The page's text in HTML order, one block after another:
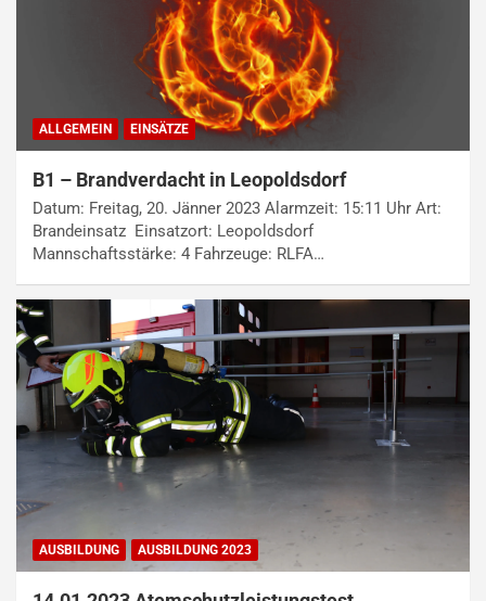
ALLGEMEIN EINSÄTZE
B1 – Brandverdacht in Leopoldsdorf
Datum: Freitag, 20. Jänner 2023 Alarmzeit: 15:11 Uhr Art:
Brandeinsatz Einsatzort: Leopoldsdorf
Mannschaftsstärke: 4 Fahrzeuge: RLFA…
AUSBILDUNG AUSBILDUNG 2023